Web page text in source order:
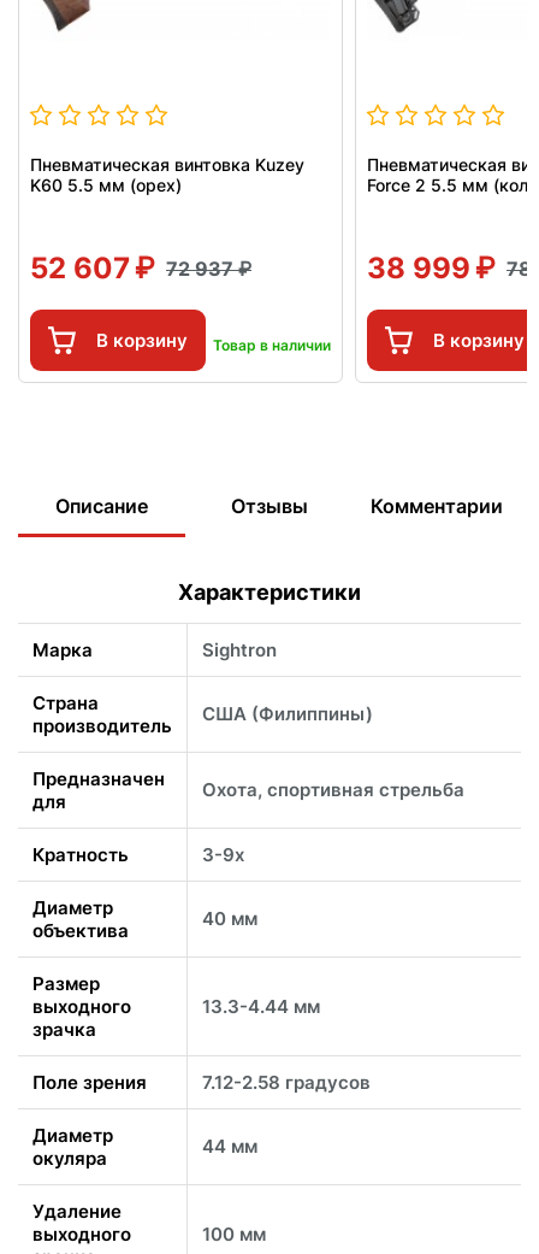
Пневматическая винтовка Kuzey
K60 5.5 мм (орех)
52 607 72 937
В корзину Товар в наличии
Пневматическая
Force 2 5.5 мм
38 999 78
В корзину
Описание Отзывы Комментарии
Характеристики
Марка Sightron
Страна
производитель
США (Филиппины)
Предназначен
для
Охота, спортивная стрельба
Кратность 3-9x
Диаметр
объектива
40 мм
Размер
выходного
зрачка
13.3-4.44 мм
Поле зрения 7.12-2.58 градусов
Диаметр
окуляра
44 мм
Удаление
выходного
100 мм